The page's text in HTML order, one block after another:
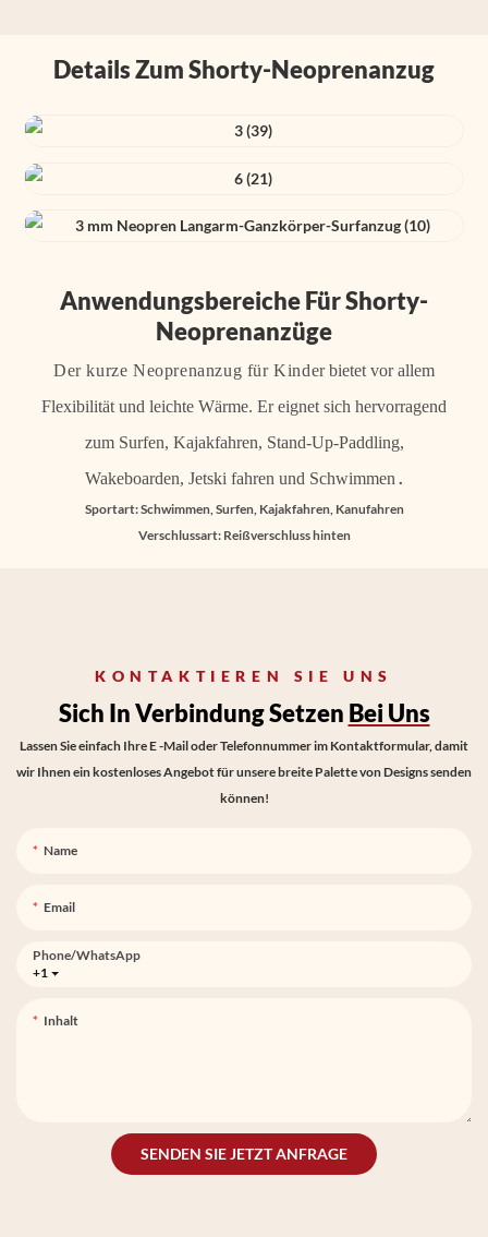
Details Zum Shorty-Neoprenanzug
Anwendungsbereiche Für Shorty-
Neoprenanzüge
Der kurze Neoprenanzug für Kinderbietet vor allem
Flexibilität und leichte Wärme. Er eignet sich hervorragend
zum Surfen, Kajakfahren, Stand-Up-Paddling,
Wakeboarden, Jetski fahren und Schwimmen
Sportart: Schwimmen, Surfen, Kajakfahren, Kanufahren
Verschlussart: Reißverschluss hinten
KONTAKTIEREN SIE UNS
Sich In Verbindung Setzen Bei Uns
Lassen Sie einfach Ihre E -Mail oder Telefonnummer im Kontaktformular, damit
wir Ihnen ein kostenloses Angebot für unsere breite Palette von Designs senden
können!
Name
Email
+1
Phone/whatsApp
Inhalt
SENDEN SIE JETZT ANFRAGE